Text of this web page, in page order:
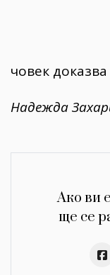
човек
Надежда
Ако ви
ще се